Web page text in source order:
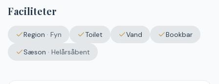
Faciliteter
Region · Fyn Toilet Vand
Bookbar
Sæson · Helårsåbent